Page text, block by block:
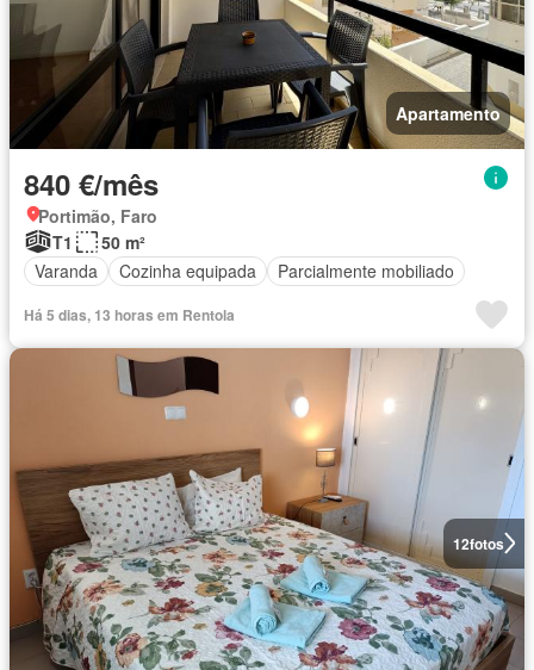
Apartamento
840 €/mês
Portimão, Faro
T1
50 m²
Varanda
Cozinha equipada Parcialmente mobiliado
Há 5 dias, 13 horas em Rentola
12fotos